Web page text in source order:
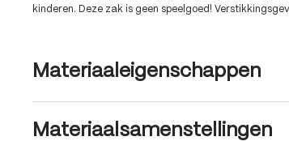
kinderen. Deze zak is geen speelgoed!
Materiaaleigenschappen
Materiaalsamenstellingen